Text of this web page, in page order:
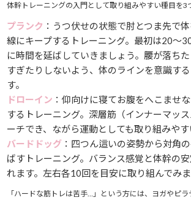
体幹トレーニングの入門として取り組みやすい種目を3
プランク ：うつ伏せの状態で肘とつま先で
線にキープするトレーニング。最初は20〜
に時間を延ばしていきましょう。腰が落ち
すぎたりしないよう、体のラインを意識す
す。
ドローイン ：仰向けに寝てお腹をへこませ
するトレーニング。深層筋（インナーマッ
ーチでき、ながら運動としても取り組みやす
バードドッグ ：四つん這いの姿勢から対角
ばすトレーニング。バランス感覚と体幹の
れます。左右各10回を目安に取り組んでみま
「ハードな筋トレは苦手…」という方には、ヨガやピ